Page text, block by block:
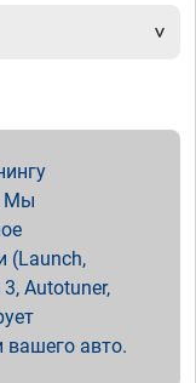
Мы
(Launch,
Autotuner,
вашего авто.